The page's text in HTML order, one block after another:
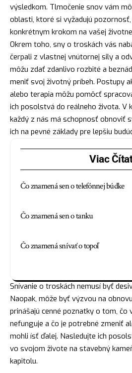
výsledkom. Tlmočenie snov vám
oblasti, ktoré si vyžadujú
konkrétnym krokom na vašej
Okrem toho, sny o troskách vás
čerpali z vlastnej vnútornej sily a
môžu zdať zdanlivo rozbité a
meniť svoj životný príbeh. Postupy
alebo terapia môžu pomôcť
ich posolstvá do reálneho života. V
každý z nás má schopnosť obnoviť
ich na pevné základy pre lepšiu
Viac
Čo znamená sen o telefónnej búdke
Čo znamená sen o tanku
Čo znamená snívať o topoľ
Snívanie o troskách nemusí byť
Naopak, môže byť výzvou na
prinášajú cenné poznatky o tom, čo
nefunguje a čo je potrebné zmeniť
mohli ísť ďalej. Nasledujte ich
vo svojom živote na stavebný
kapitolu.